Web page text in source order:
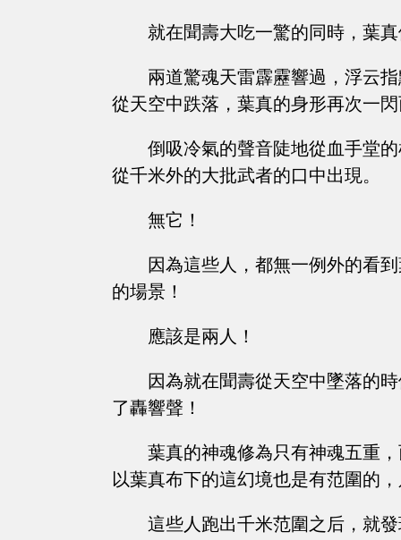
就在聞壽大吃一驚的同時，葉
兩道驚魂天雷霹靂響過，浮云
從天空中跌落，葉真的身形再次一
倒吸冷氣的聲音陡地從血手堂
從千米外的大批武者的口中出現。
無它！
因為這些人，都無一例外的看
的場景！
應該是兩人！
因為就在聞壽從天空中墜落的
了轟響聲！
葉真的神魂修為只有神魂五重
以葉真布下的這幻境也是有范圍的
這些人跑出千米范圍之后，就